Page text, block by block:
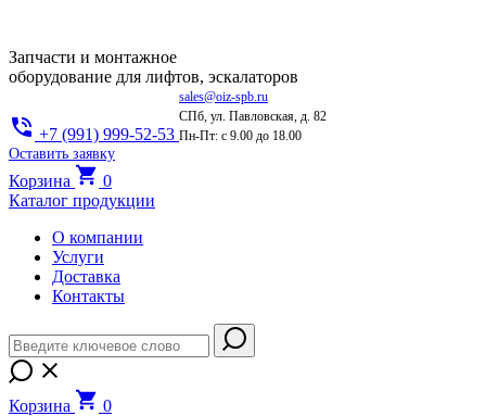
Запчасти и монтажное
оборудование для лифтов, эскалаторов
+7 (991) 999-52-53
sales@oiz-spb.ru
СПб, ул. Павловская, д. 82
Пн-Пт: с 9.00 до 18.00
Оставить заявку
Корзина
0
Каталог продукции
О компании
Услуги
Доставка
Контакты
Корзина
0